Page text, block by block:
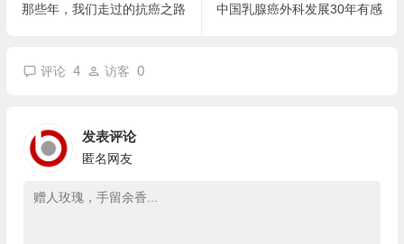
那些年，我们走过的抗癌之路
中国乳腺癌外科发展30年有感
评论 4 访客 0
发表评论
匿名网友